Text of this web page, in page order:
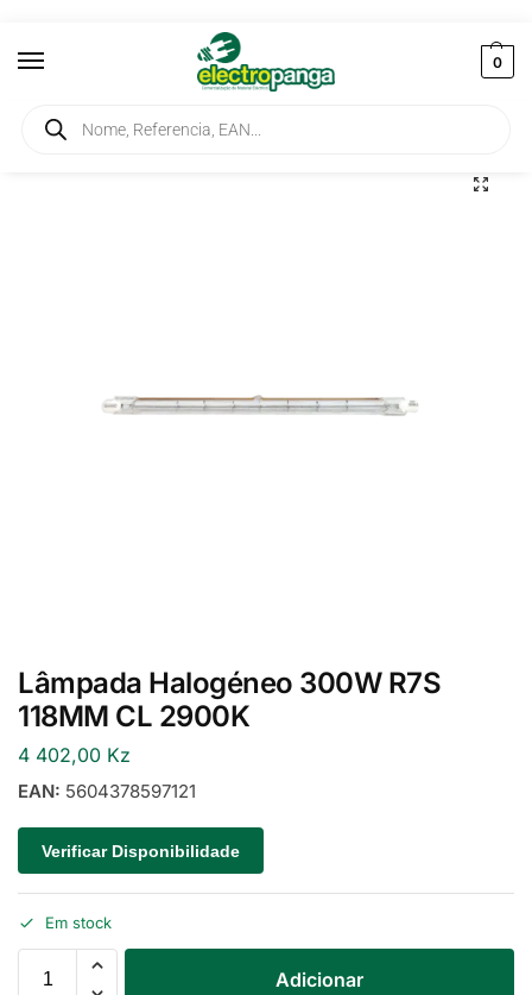
0
Início / Iluminação / Lâmpadas
Lâmpada Halogéneo 300W R7S
118MM CL 2900K
4 402,00 Kz
EAN: 5604378597121
Verificar Disponibilidade
Em stock
Adicionar